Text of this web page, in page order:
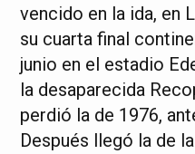
vencido en la ida, en
su cuarta final
junio en el estadio
la desaparecida
perdió la de 1976,
Después llegó la de